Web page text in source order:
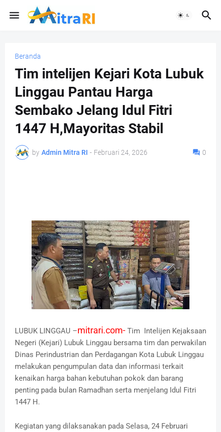
Beranda
Tim intelijen Kejari Kota Lubuk
Linggau Pantau Harga
Sembako Jelang Idul Fitri
1447 H,Mayoritas Stabil
by Admin Mitra RI - Februari 24, 2026 0
LUBUK LINGGAU –mitrari.com- Tim Intelijen Kejaksaan
Negeri (Kejari) Lubuk Linggau bersama tim dan perwakilan
Dinas Perindustrian dan Perdagangan Kota Lubuk Linggau
melakukan pengumpulan data dan informasi terkait
kenaikan harga bahan kebutuhan pokok dan barang
penting pada bulan Ramadhan serta menjelang Idul Fitri
1447 H.
Kegiatan yang dilaksanakan pada Selasa, 24 Februari